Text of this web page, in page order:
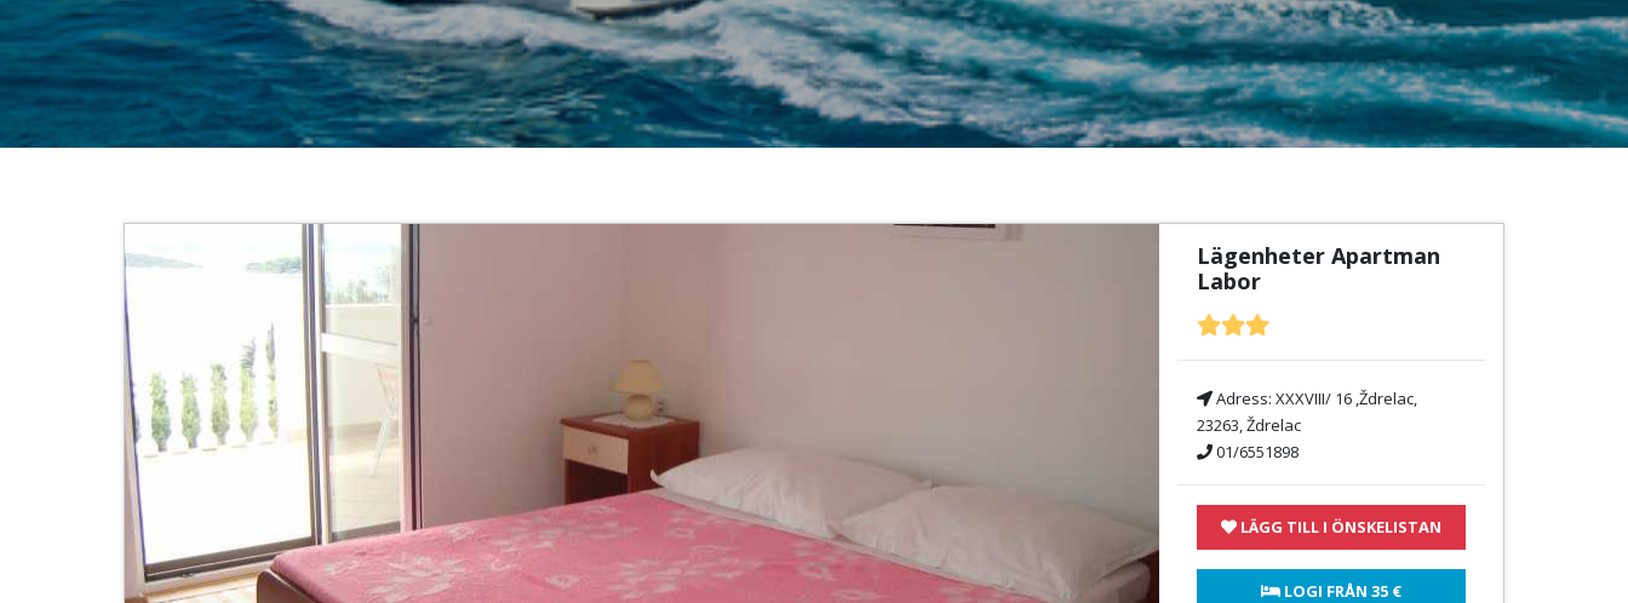
Lägenheter Apartman
Labor
Adress: XXXVIII/ 16 ,Ždrelac,
23263, Ždrelac
01/6551898
LÄGG TILL I ÖNSKELISTAN
LOGI FRÅN 35 €